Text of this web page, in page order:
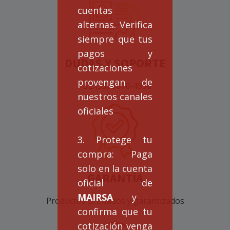
cuentas
alternas. Verifica
siempre que tus
pagos y
cotizaciones
provengan de
nuestros canales
oficiales
3. Protege tu
compra: Paga
solo en la cuenta
oficial de
MAIRSA y
confirma que tu
cotización venga
DUDAS Y SOPORTE
+52 (33) 3810-4996
GARANTÍA
Productos probados y garantizados